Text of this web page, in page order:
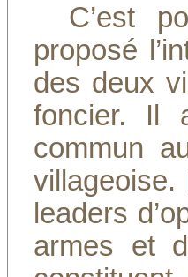
C’est
proposé
des deux
foncier. Il
commun
leaders
armes et